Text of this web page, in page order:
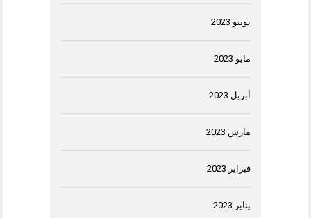
يونيو 2023
مايو 2023
أبريل 2023
مارس 2023
فبراير 2023
يناير 2023